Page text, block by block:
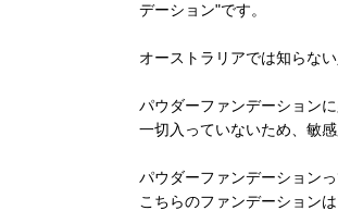
デーション"です。
オーストラリアでは知らな
パウダーファンデーション
一切入っていないため、敏
パウダーファンデーション
こちらのファンデーション